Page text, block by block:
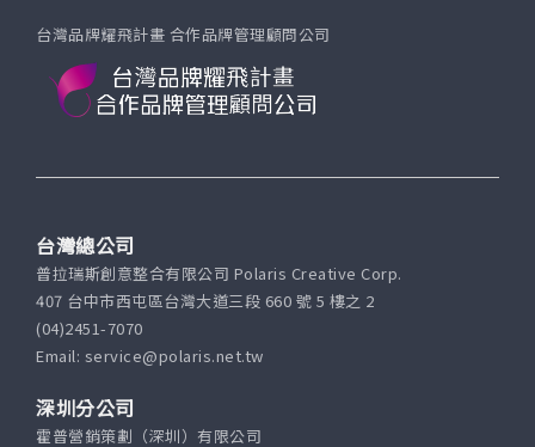
台灣品牌耀飛計畫 合作品牌管理顧問公司
台灣總公司
普拉瑞斯創意整合有限公司 Polaris Creative Corp.
407 台中市西屯區台灣大道三段 660 號 5 樓之 2
(04)2451-7070
Email: service@polaris.net.tw
深圳分公司
霍普營銷策劃（深圳）有限公司